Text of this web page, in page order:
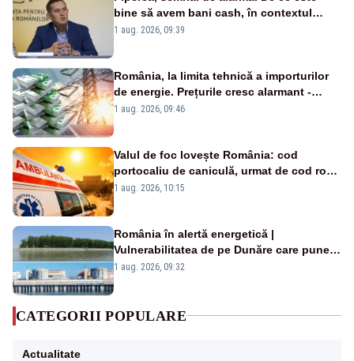
bine să avem bani cash, în contextul
alertei energetice?
1 aug. 2026, 09:39
România, la limita tehnică a importurilor
de energie. Prețurile cresc alarmant -
Analiză Realitatea Plus
1 aug. 2026, 09:46
Valul de foc lovește România: cod
portocaliu de caniculă, urmat de cod roșu
duminică. Temperaturile urcă spre 40°C
1 aug. 2026, 10:15
România în alertă energetică |
Vulnerabilitatea de pe Dunăre care pune
în pericol Centrala Cernavodă era
1 aug. 2026, 09:32
CATEGORII POPULARE
Actualitate